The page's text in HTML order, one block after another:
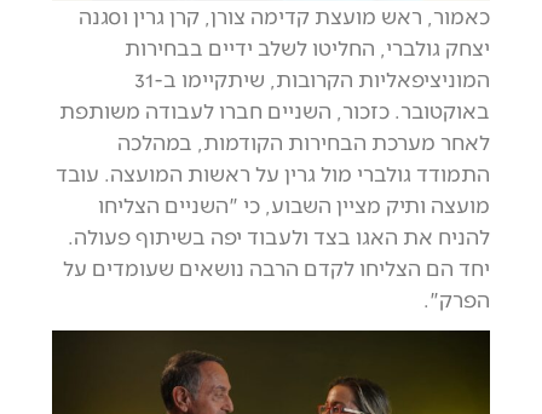
כאמור, ראש מועצת קדימה צורן, קרן גרין וסגנה
יצחק גולברי, החליטו לשלב ידיים בבחירות
המוניציפאליות הקרובות, שיתקיימו ב-31
באוקטובר. כזכור, השניים חברו לעבודה משותפת
לאחר מערכת הבחירות הקודמות, במהלכה
התמודד גולברי מול גרין על ראשות המועצה. עובד
מועצה ותיק מציין השבוע, כי "השניים הצליחו
להניח את האגו בצד ולעבוד יפה בשיתוף פעולה.
יחד הם הצליחו לקדם הרבה נושאים שעומדים על
הפרק".